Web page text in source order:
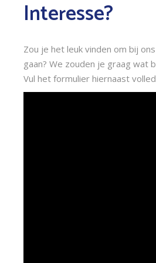
Interesse?
Zou je het leuk vinden om bij
gaan? We zouden je graag wat
Vul het formulier hiernaast